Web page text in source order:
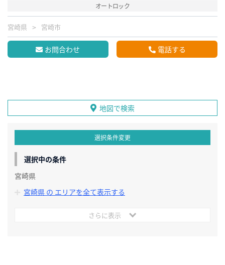
オートロック
宮崎県 宮崎市
お問合わせ 電話する
地図で検索
選択条件変更
選択中の条件
宮崎県
宮崎県 の エリアを全て表示する
さらに表示